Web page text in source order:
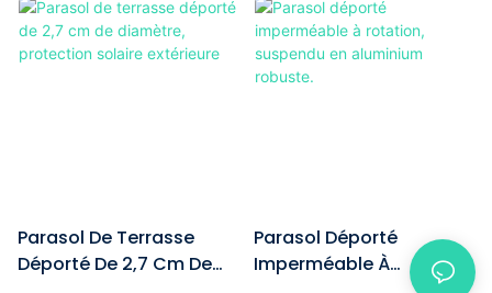
Protection Solaire UPF
50+
Mécanisme D'inclinaison
À Manivelle Pour Jardin
Ou Plage.
Parasol De Terrasse
Déporté De 2,7 Cm De
Parasol Déporté
Imperméable À